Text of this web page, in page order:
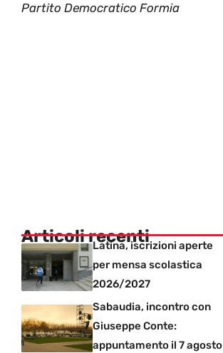
Partito Democratico Formia
Articoli recentiLatina, iscrizioni aperte
per mensa scolastica
2026/2027
Sabaudia, incontro con
Giuseppe Conte:
appuntamento il 7 agosto